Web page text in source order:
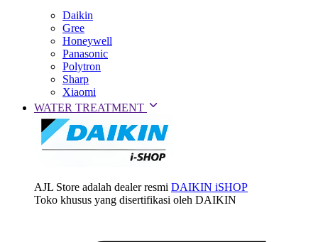
Daikin
Gree
Honeywell
Panasonic
Polytron
Sharp
Xiaomi
WATER TREATMENT
AJL Store adalah dealer resmi DAIKIN iSHOP
Toko khusus yang disertifikasi oleh DAIKIN